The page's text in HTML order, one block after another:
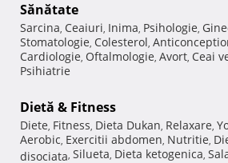
Sănătate
Sarcina, Ceaiuri, Inima, Psihologie,
Stomatologie, Colesterol,
Cardiologie, Oftalmologie, Avort, Ceai
Psihiatrie
Dietă & Fitness
Diete, Fitness, Dieta Dukan, Relaxare,
Aerobic, Exercitii abdomen, Nutritie,
disociata, Silueta, Dieta ketogenica,